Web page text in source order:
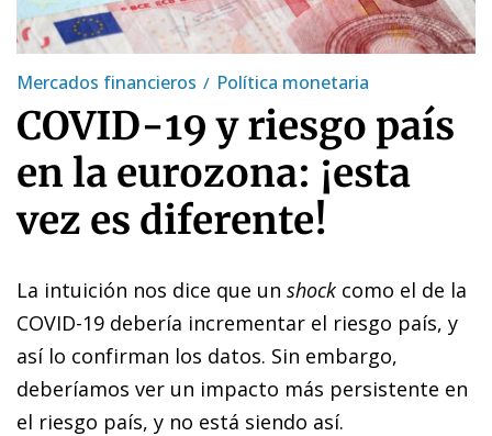
Mercados financieros Política monetaria
COVID-19 y riesgo país
en la eurozona: ¡esta
vez es diferente!
La intuición nos dice que un shock como el de la
COVID-19 debería incrementar el riesgo país, y
así lo confirman los datos. Sin embargo,
deberíamos ver un impacto más persistente en
el riesgo país, y no está siendo así.